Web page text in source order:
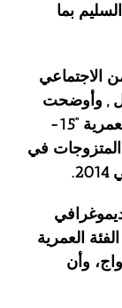
بما
الاجتماعي
, وأوضحت
أن نسبة الفتيات المتزوجات في الفئة العمرية “15-
المتزوجات في
في الفئة العمرية
وأن